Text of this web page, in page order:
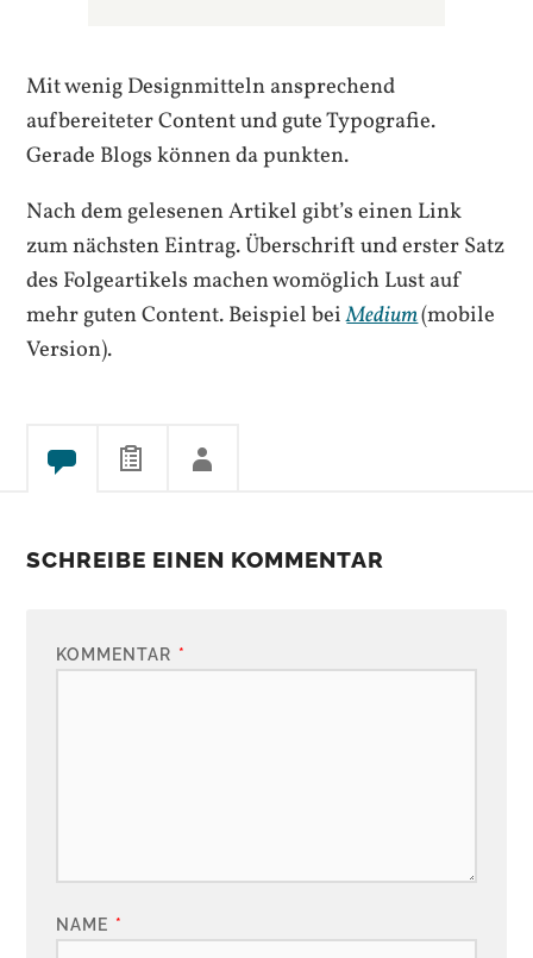
Mit wenig Designmitteln ansprechend
aufbereiteter Content und gute Typografie.
Gerade Blogs können da punkten.
Nach dem gelesenen Artikel gibt’s einen Link
zum nächsten Eintrag. Überschrift und erster Satz
des Folgeartikels machen womöglich Lust auf
mehr guten Content. Beispiel beiMedium(mobile
Version).
SCHREIBE EINEN KOMMENTAR
KOMMENTAR *
NAME *